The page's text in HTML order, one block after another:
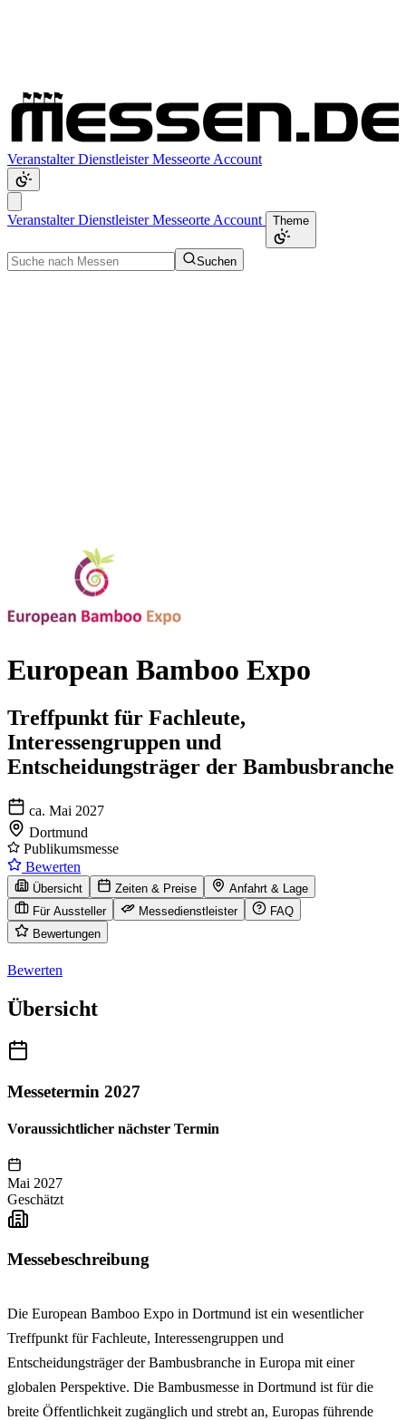
VeranstalterDienstleisterMesseorte Account
VeranstalterDienstleisterMesseorte Account Theme
Suchen
European Bamboo Expo
Treffpunkt für Fachleute,
Interessengruppen und
Entscheidungsträger der Bambusbranche
ca. Mai 2027
Dortmund
Publikumsmesse
Bewerten
Übersicht Zeiten & Preise
Anfahrt & Lage
Für Aussteller
Messedienstleister
FAQ
Bewertungen
Bewerten
Übersicht
Messetermin 2027
Voraussichtlicher nächster Termin
Mai 2027
Geschätzt
Messebeschreibung
Die European Bamboo Expo in Dortmund ist ein wesentlicher
Treffpunkt für Fachleute, Interessengruppen und
Entscheidungsträger der Bambusbranche in Europa mit einer
globalen Perspektive. Die Bambusmesse in Dortmund ist für die
breite Öffentlichkeit zugänglich und strebt an, Europas führende